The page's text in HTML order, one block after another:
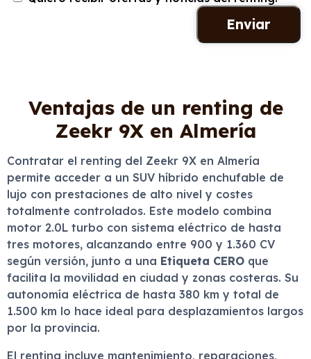
Ventajas de un renting de
Zeekr 9X en Almería
Contratar el renting del Zeekr 9X en Almería
permite acceder a un SUV híbrido enchufable de
lujo con prestaciones de alto nivel y costes
totalmente controlados. Este modelo combina
motor 2.0L turbo con sistema eléctrico de hasta
tres motores, alcanzando entre 900 y 1.360 CV
según versión, junto a una Etiqueta CERO que
facilita la movilidad en ciudad y zonas costeras. Su
autonomía eléctrica de hasta 380 km y total de
1.500 km lo hace ideal para desplazamientos largos
por la provincia.
El renting incluye mantenimiento, reparaciones,